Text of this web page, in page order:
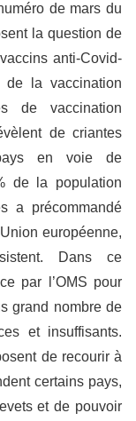
de mars du
la question de
anti-Covid-
la vaccination
de vaccination
de criantes
en voie de
de la population
a précommandé
européenne,
Dans ce
par l’OMS pour
grand nombre de
et insuffisants.
de recourir à
certains pays,
et de pouvoir